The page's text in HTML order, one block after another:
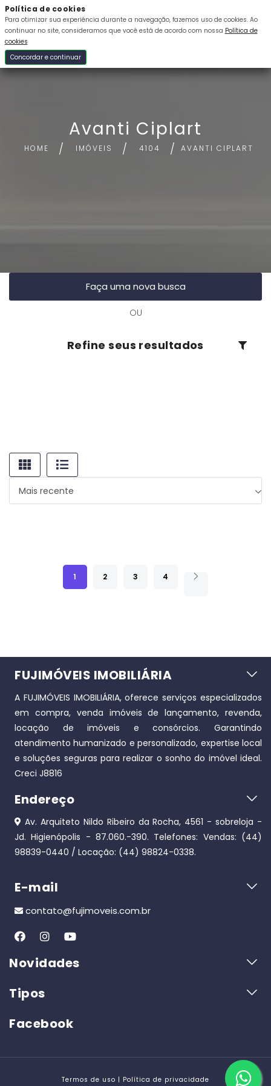
Avanti Ciplart
HOME IMÓVEIS 4104 AVANTI CIPLART
Mais recente
1 2 3 4
Faça uma nova busca
OU
Refine seus resultados
FUJIMÓVEIS IMOBILIÁRIA
A FUJIMÓVEIS IMOBILIÁRIA, oferece serviços especializados
em compra, venda imóveis de lançamento, revenda,
locação de imóveis e consórcios. Garantindo
atendimento humanizado e personalizado, expertise local
e soluções seguras para realizar o sonho do imóvel ideal.
Creci J8816
Endereço
Av. Arquiteto Nildo Ribeiro da Rocha, 4561 - sobreloja -
Jd. Higienópolis - 87.060.-390. Telefones: Vendas: (44)
98839-0440 / Locação: (44) 98824-0338.
E-mail
contato@fujimoveis.com.br
Novidades
APARTAMENTO PROXIMO UEM
**Edificio:Residencial Maldivas** Lançamento na Av Dr. Alex
Zona 08 Ilios Residence
Tipos
Facebook
Termos de uso | Política de privacidade
Política de cookies
Para otimizar sua experiência durante a navegação, fazemos uso de cookies. Ao
continuar no site, consideramos que você está de acordo com nossa Política de
cookies
Concordar e continuar